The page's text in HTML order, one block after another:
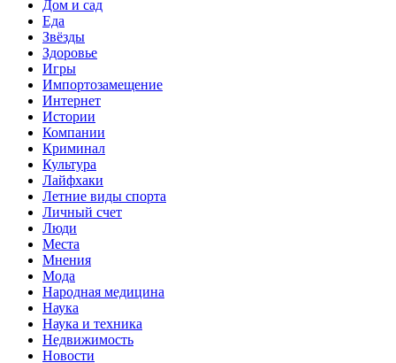
Дом и сад
Еда
Звёзды
Здоровье
Игры
Импортозамещение
Интернет
Истории
Компании
Криминал
Культура
Лайфхаки
Летние виды спорта
Личный счет
Люди
Места
Мнения
Мода
Народная медицина
Наука
Наука и техника
Недвижимость
Новости